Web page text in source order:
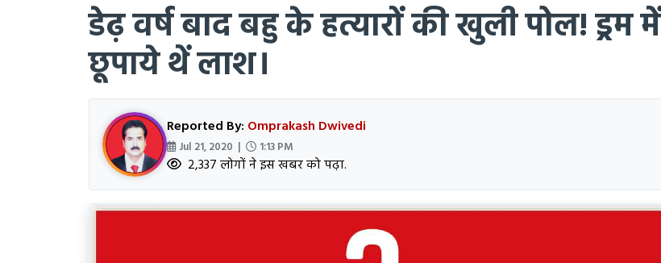
डेढ़ वर्ष बाद बहु के हत्यारों की खुली पोल! ड्रम में
छूपाये थें लाश।
Reported By: Omprakash Dwivedi
Jul 21, 2020 | 1:13 PM
2,337 लोगों ने इस खबर को पढ़ा.